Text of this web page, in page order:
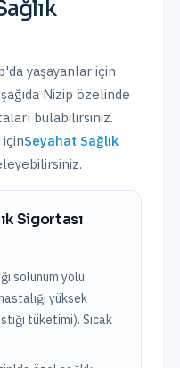
'da yaşayanlar için
Nizip özelinde
bulabilirsiniz.
içinSeyahat Sağlık
Sigortası
solunum yolu
yüksek
tüketimi). Sıcak